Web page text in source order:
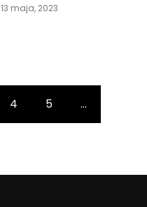
13 maja, 2023
4 5 …